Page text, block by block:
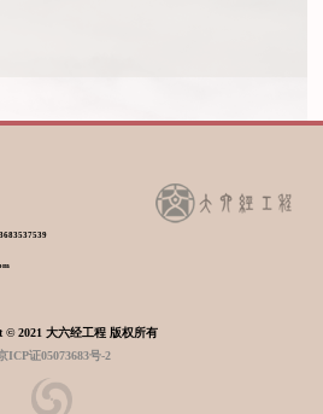
© 2021 大六经工程 版权所有
ICP证05073683号-2